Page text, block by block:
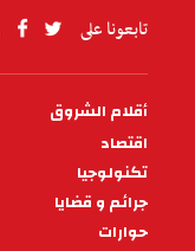
تابعونا على
PIED
DE
PAGE
أقلام الشروق
اقتصاد
تكنولوجيا
جرائم و قضايا
حوارات